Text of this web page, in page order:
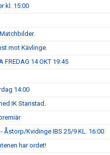
kl. 15:00
mot Kävlinge.
FREDAG 14 OKT 19:45
14:00
IK Stanstad.
Åstorp/Kvidinge IBS 25/9 KL. 16:00
har ordet!